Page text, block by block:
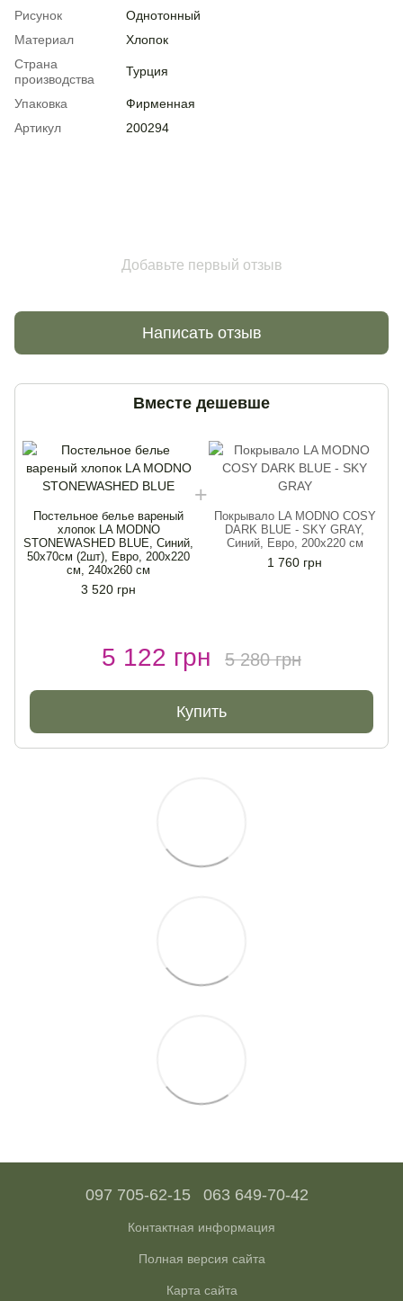
Рисунок
Однотонный
Материал
Хлопок
Страна
производства
Турция
Упаковка
Фирменная
Артикул
200294
Добавьте первый отзыв
Написать отзыв
Вместе дешевше
Постельное белье вареный
хлопок LA MODNO
STONEWASHED BLUE, Cиний,
50х70см (2шт), Евро, 200х220
см, 240х260 см
3 520 грн
Покрывало LA MODNO COSY
DARK BLUE - SKY GRAY,
Cиний, Евро, 200х220 см
1 760 грн
5 122 грн 5 280 грн
Купить
097 705-62-15 063 649-70-42
Контактная информация
Полная версия сайта
Карта сайта